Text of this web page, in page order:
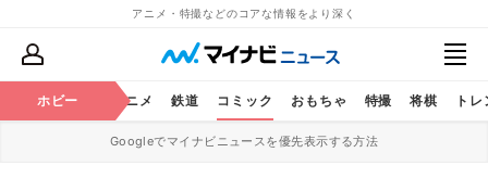
アニメ・特撮などのコアな情報をより深く
ホビー アニメ 鉄道 コミック おもちゃ 特撮 将棋 ト
Googleでマイナビニュースを優先表示する方法